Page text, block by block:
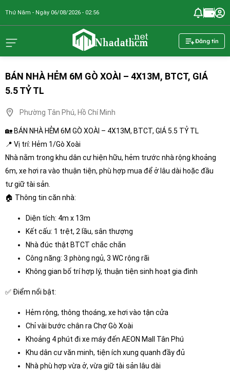
Thứ Năm - Ngày 06/08/2026 - 02:56
Đăng tin
BÁN NHÀ HẺM 6M GÒ XOÀI – 4X13M, BTCT, GIÁ
5.5 TỶ TL
Phường Tân Phú, Hồ Chí Minh
🏡 BÁN NHÀ HẺM 6M GÒ XOÀI – 4X13M, BTCT, GIÁ 5.5 TỶ TL
📍 Vị trí: Hẻm 1/Gò Xoài
Nhà nằm trong khu dân cư hiện hữu, hẻm trước nhà rộng khoảng
6m, xe hơi ra vào thuận tiện, phù hợp mua để ở lâu dài hoặc đầu
tư giữ tài sản.
🏠 Thông tin căn nhà:
Diện tích: 4m x 13m
Kết cấu: 1 trệt, 2 lầu, sân thượng
Nhà đúc thật BTCT chắc chắn
Công năng: 3 phòng ngủ, 3 WC rộng rãi
Không gian bố trí hợp lý, thuận tiện sinh hoạt gia đình
✅ Điểm nổi bật:
Hẻm rộng, thông thoáng, xe hơi vào tận cửa
Chỉ vài bước chân ra Chợ Gò Xoài
Khoảng 4 phút đi xe máy đến AEON Mall Tân Phú
Khu dân cư văn minh, tiện ích xung quanh đầy đủ
Nhà phù hợp vừa ở, vừa giữ tài sản lâu dài